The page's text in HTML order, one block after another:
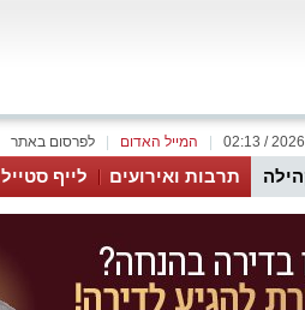
לפרסום באתר המייל האדום
תרבות ואירועים לייף סטייל